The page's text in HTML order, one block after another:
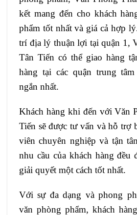
kết mang đến cho khách
phẩm tốt nhất và giá cả hợp
trí địa lý thuận lợi tại quận 1,
Tân Tiến có thể giao hàng
hàng tại các quận trung
ngắn nhất.
Khách hàng khi đến với Văn
Tiến sẽ được tư vấn và hỗ trợ
viên chuyên nghiệp và tận
nhu cầu của khách hàng đều
giải quyết một cách tốt nhất.
Với sự đa dạng và phong
văn phòng phẩm, khách